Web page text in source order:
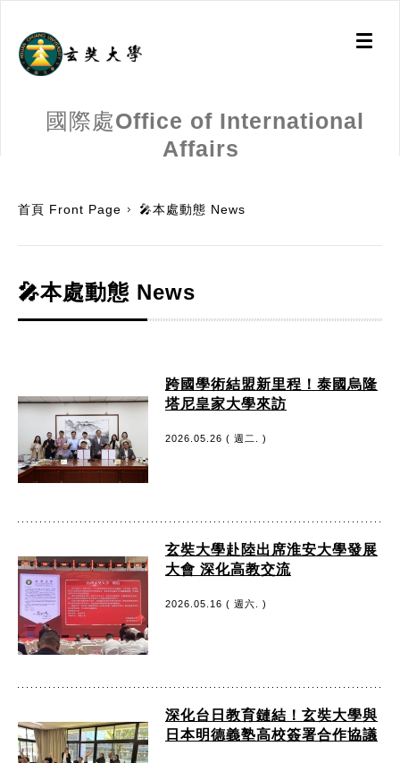
Toggle
國際處Office of International
Affairs
首頁 Front Page 🎤本處動態 News
🎤本處動態 News
跨國學術結盟新里程！泰國烏隆
塔尼皇家大學來訪
2026.05.26 ( 週二. )
玄奘大學赴陸出席淮安大學發展
大會 深化高教交流
2026.05.16 ( 週六. )
深化台日教育鏈結！玄奘大學與
日本明德義塾高校簽署合作協議